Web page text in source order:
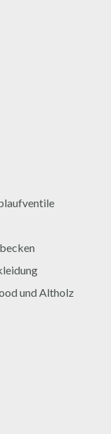
und Altholz